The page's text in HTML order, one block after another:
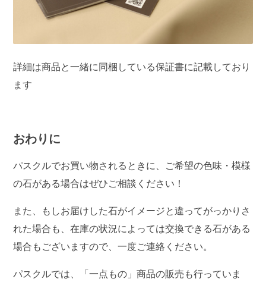
詳細は商品と一緒に同梱している保証書に記載しており
ます
おわりに
パスクルでお買い物されるときに、ご希望の色味・模様
の石がある場合はぜひご相談ください！
また、もしお届けした石がイメージと違ってがっかりさ
れた場合も、在庫の状況によっては交換できる石がある
場合もございますので、一度ご連絡ください。
パスクルでは、「一点もの」商品の販売も行っていま